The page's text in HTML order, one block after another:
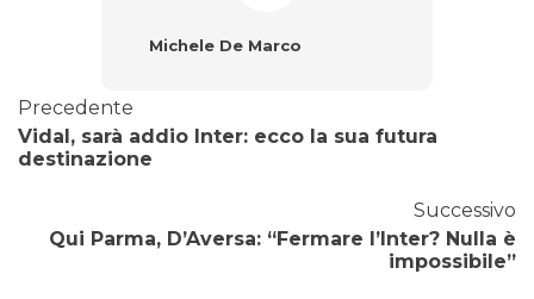
Michele De Marco
Precedente
Vidal, sarà addio Inter: ecco la sua futura
destinazione
Successivo
Qui Parma, D’Aversa: “Fermare l’Inter? Nulla è
impossibile”